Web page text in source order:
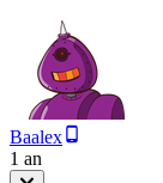
Baalex
1 an